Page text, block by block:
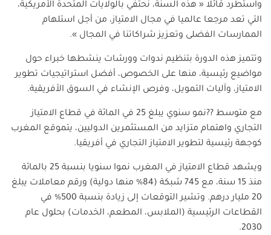
واستطرد قائلا « هذه السنة، نحتفي بالولايات المتحدة الأمريكية،
التي تعد مرجعا عالميا في مجال الامتياز، من أجل استلهام
الممارسات الفضلى وتعزيز شراكاتنا في المجال ».
وتتميز هذه الدورة بتنظيم ندوات وورشات ينشطها خبراء حول
مواضيع رئيسية، منها على الخصوص، أفضل استراتيجيات تطوير
الامتياز، وآليات التمويل، وفرص الإنشاء في السوق الأفريقية.
مع متوسط ??نمو سنوي يبلغ 25 في المائة في قطاع الامتياز
التجاري واهتمام متزايد من المستثمرين الدوليين، يتموقع المغرب
كوجهة رئيسية لتطوير الامتياز التجاري في أفريقيا.
ويشهد قطاع الامتياز في المغرب نموا سنويا بنسبة 25 بالمائة
منذ 15 سنة، مع 745 شبكة (84% منها دولية) ورقم معاملات يبلغ
20 مليار درهم. وتشير التوقعات إلى زيادة بنسبة 500% في
القطاعات الرئيسية (الملابس، المطعم، الخدمات) بحلول عام
2030
.